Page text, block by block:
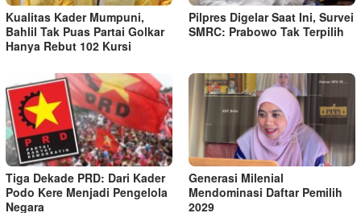
Kualitas Kader Mumpuni,
Bahlil Tak Puas Partai Golkar
Hanya Rebut 102 Kursi
Pilpres Digelar Saat Ini, Survei
SMRC: Prabowo Tak Terpilih
Tiga Dekade PRD: Dari Kader
Podo Kere Menjadi Pengelola
Negara
Generasi Milenial
Mendominasi Daftar Pemilih
2029